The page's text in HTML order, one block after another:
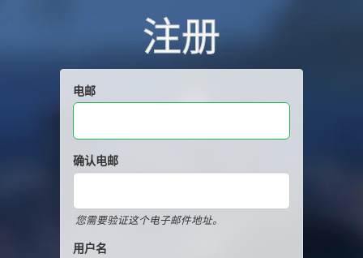
注册
电邮
确认电邮
您需要验证这个电子邮件地址。
用户名